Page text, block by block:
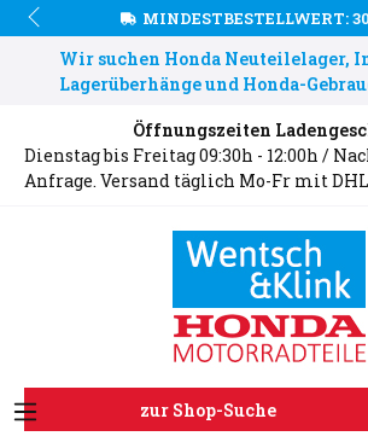
MINDESTBESTELLWERT:
Wir suchen Honda Neuteilelager,
Lagerüberhänge und Honda-
Öffnungszeiten
Dienstag bis Freitag 09:30h - 12:00h /
Anfrage. Versand täglich Mo-Fr mit DHL
zur Shop-Suche